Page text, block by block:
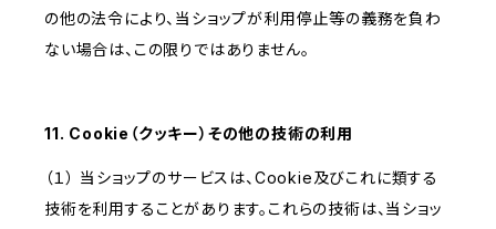
の他の法令により、当ショップが利用停止等の義務を負わ
ない場合は、この限りではありません。
11. Cookie（クッキー）その他の技術の利用
（１） 当ショップのサービスは、Cookie及びこれに類する
技術を利用することがあります。これらの技術は、当ショッ